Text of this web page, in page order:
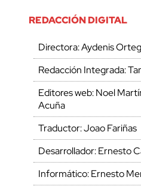
REDACCIÓN DIGITAL
Directora: Aydenis
Redacción Integrada:
Editores web: Noel
Acuña
Traductor: Joao Fariñas
Desarrollador: Ernesto
Informático: Ernesto